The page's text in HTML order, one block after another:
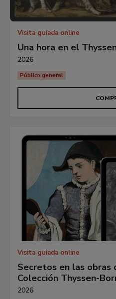
Visita guiada online
Una hora en el
2026
Público general
Visita guiada online
Secretos en las obras
Colección Thyssen-
2026